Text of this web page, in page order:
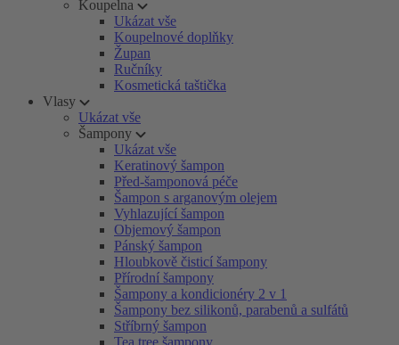
Koupelna
Ukázat vše
Koupelnové doplňky
Župan
Ručníky
Kosmetická taštička
Vlasy
Ukázat vše
Šampony
Ukázat vše
Keratinový šampon
Před-šamponová péče
Šampon s arganovým olejem
Vyhlazující šampon
Objemový šampon
Pánský šampon
Hloubkově čisticí šampony
Přírodní šampony
Šampony a kondicionéry 2 v 1
Šampony bez silikonů, parabenů a sulfátů
Stříbrný šampon
Tea tree šampony